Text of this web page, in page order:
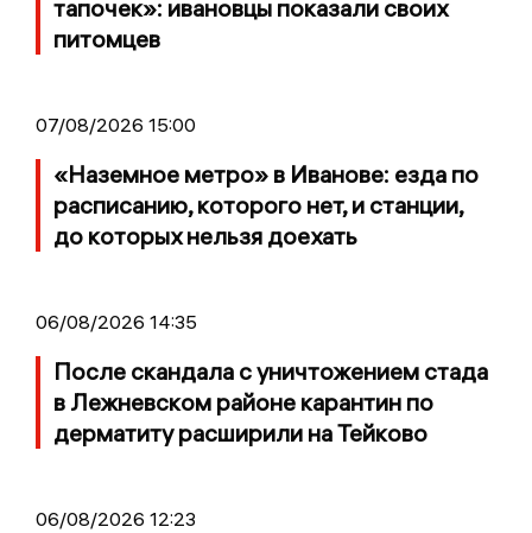
тапочек»: ивановцы показали своих
питомцев
07/08/2026 15:00
«Наземное метро» в Иванове: езда по
расписанию, которого нет, и станции,
до которых нельзя доехать
06/08/2026 14:35
После скандала с уничтожением стада
в Лежневском районе карантин по
дерматиту расширили на Тейково
06/08/2026 12:23